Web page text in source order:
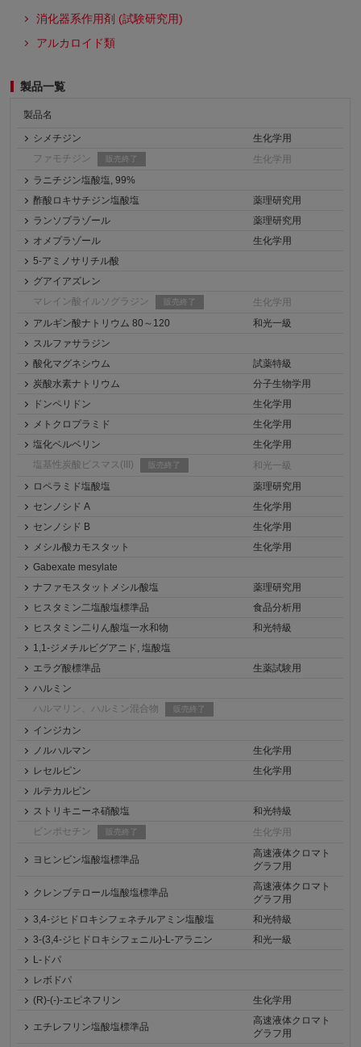
消化器系作用剤 (試験研究用)
アルカロイド類
製品一覧
製品名
シメチジン
生化学用
ファモチジン
販売終了
生化学用
ラニチジン塩酸塩, 99%
酢酸ロキサチジン塩酸塩
薬理研究用
ランソプラゾール
薬理研究用
オメプラゾール
生化学用
5-アミノサリチル酸
グアイアズレン
マレイン酸イルソグラジン
販売終了
生化学用
アルギン酸ナトリウム 80～120
和光一級
スルファサラジン
酸化マグネシウム
試薬特級
炭酸水素ナトリウム
分子生物学用
ドンペリドン
生化学用
メトクロプラミド
生化学用
塩化ベルベリン
生化学用
塩基性炭酸ビスマス(III)
販売終了
和光一級
ロペラミド塩酸塩
薬理研究用
センノシド A
生化学用
センノシド B
生化学用
メシル酸カモスタット
生化学用
Gabexate mesylate
ナファモスタットメシル酸塩
薬理研究用
ヒスタミン二塩酸塩標準品
食品分析用
ヒスタミン二りん酸塩一水和物
和光特級
1,1-ジメチルビグアニド, 塩酸塩
エラグ酸標準品
生薬試験用
ハルミン
ハルマリン、ハルミン混合物
販売終了
インジカン
ノルハルマン
生化学用
レセルピン
生化学用
ルテカルピン
ストリキニーネ硝酸塩
和光特級
ビンポセチン
販売終了 生化学用
ヨヒンビン塩酸塩標準品
高速液体クロマト
グラフ用
クレンブテロール塩酸塩標準品
高速液体クロマト
グラフ用
3,4-ジヒドロキシフェネチルアミン塩酸塩
和光特級
3-(3,4-ジヒドロキシフェニル)-L-アラニン
和光一級
L-ドパ
レボドパ
(R)-(-)-エピネフリン
生化学用
エチレフリン塩酸塩標準品
高速液体クロマト
グラフ用